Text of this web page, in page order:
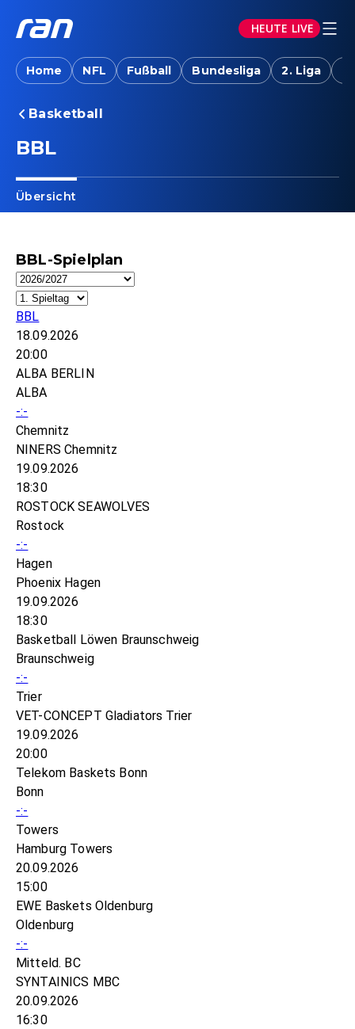
HEUTE LIVE
Home NFL Fußball Bundesliga 2. Liga
Basketball
BBL
Übersicht
BBL-Spielplan
BBL
18.09.2026
20:00
ALBA BERLIN
ALBA
-:-
Chemnitz
NINERS Chemnitz
19.09.2026
18:30
ROSTOCK SEAWOLVES
Rostock
-:-
Hagen
Phoenix Hagen
19.09.2026
18:30
Basketball Löwen Braunschweig
Braunschweig
-:-
Trier
VET-CONCEPT Gladiators Trier
19.09.2026
20:00
Telekom Baskets Bonn
Bonn
-:-
Towers
Hamburg Towers
20.09.2026
15:00
EWE Baskets Oldenburg
Oldenburg
-:-
Mitteld. BC
SYNTAINICS MBC
20.09.2026
16:30